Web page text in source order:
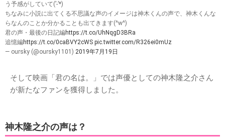
う予感がしていて(’-’*)
ちなみに小説に出てくる不思議な声のイメージは神木くんの声で、神木くんな
らなんのことか分かることも出てきます(^w^)
君の声・最後の日記編https://t.co/UhNqgD3BRa
追憶編https://t.co/0caBVY2cWS pic.twitter.com/R326ei0mUz
— oursky (@oursky1101) 2019年7月19日
そして映画「君の名は。」では声優としての神木隆之介さん
が新たなファンを獲得しました。
神木隆之介の声は？